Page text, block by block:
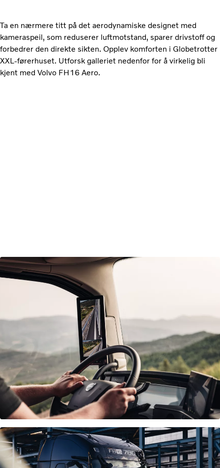
Ta en nærmere titt på det aerodynamiske designet med
kameraspeil, som reduserer luftmotstand, sparer drivstoff og
forbedrer den direkte sikten. Opplev komforten i Globetrotter
XXL-førerhuset. Utforsk galleriet nedenfor for å virkelig bli
kjent med Volvo FH16 Aero.